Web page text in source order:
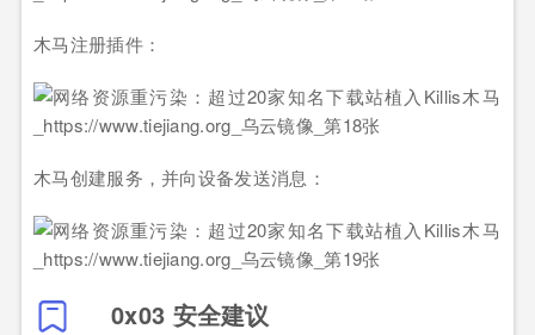
木马注册插件：
木马创建服务，并向设备发送消息：
0x03 安全建议